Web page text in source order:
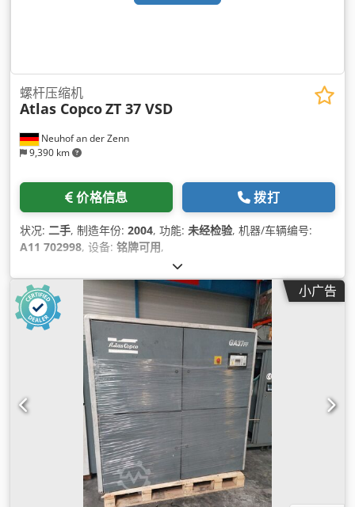
Neuhof an der Zenn
9,390 km
螺杆压缩机
Atlas CopcoZT 37 VSD
价格信息 拨打
状况: 二手, 制造年份: 2004, 功能: 未经检验, 机器/车辆编号:
A11 702998, 设备: 铭牌可用,
小广告